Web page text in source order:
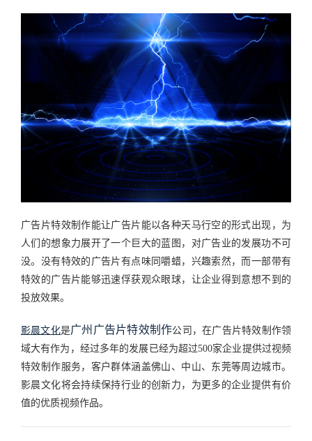
广告片特效制作能让广告片能以各种天马行空的形式出现，为
人们的想象力展开了一个巨大的蓝图，对广告业的发展功不可
没。没有特效的广告片有点味同嚼蜡，兴趣索然，而一部带有
特效的广告片能够迅速俘获观众眼球，让企业得到意想不到的
投放效果。
影晨文化是广州广告片特效制作公司，在广告片特效制作领
域大有作为，经过多年的发展已经为超过500家企业提供过视频
特效制作服务，客户群体涵盖佛山、中山、东莞等周边城市。
影晨文化将会持续保持行业的创新力，为更多的企业提供有价
值的优质视频作品。